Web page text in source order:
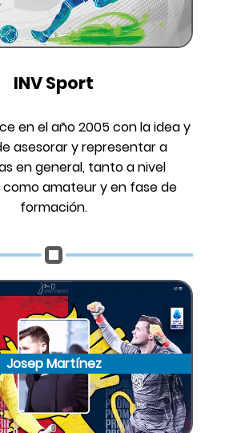
INV Sport
en el año 2005 con la idea y
asesorar y representar a
en general, tanto a nivel
amateur y en fase de
formación.
Josep Martínez